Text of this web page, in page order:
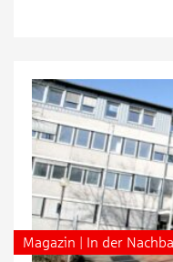
Einblicke in tierische
Magazin | In der